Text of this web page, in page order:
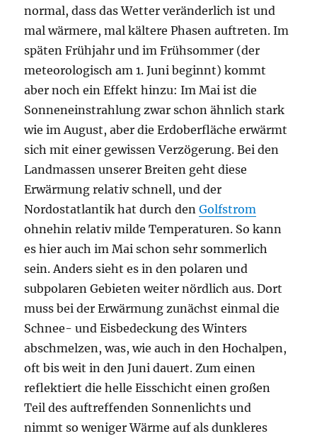
normal, dass das Wetter veränderlich ist und
mal wärmere, mal kältere Phasen auftreten. Im
späten Frühjahr und im Frühsommer (der
meteorologisch am 1. Juni beginnt) kommt
aber noch ein Effekt hinzu: Im Mai ist die
Sonneneinstrahlung zwar schon ähnlich stark
wie im August, aber die Erdoberfläche erwärmt
sich mit einer gewissen Verzögerung. Bei den
Landmassen unserer Breiten geht diese
Erwärmung relativ schnell, und der
Nordostatlantik hat durch denGolfstrom
ohnehin relativ milde Temperaturen. So kann
es hier auch im Mai schon sehr sommerlich
sein. Anders sieht es in den polaren und
subpolaren Gebieten weiter nördlich aus. Dort
muss bei der Erwärmung zunächst einmal die
Schnee- und Eisbedeckung des Winters
abschmelzen, was, wie auch in den Hochalpen,
oft bis weit in den Juni dauert. Zum einen
reflektiert die helle Eisschicht einen großen
Teil des auftreffenden Sonnenlichts und
nimmt so weniger Wärme auf als dunkleres